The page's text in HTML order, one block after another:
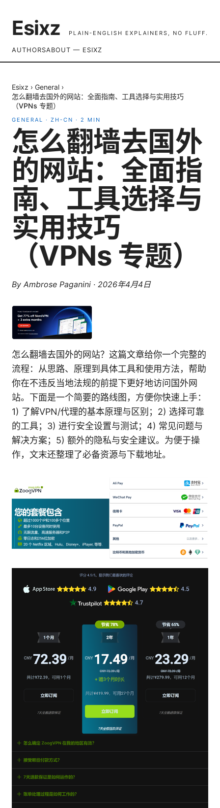
Esixz PLAIN-ENGLISH EXPLAINERS, NO FLUFF.
AUTHORSABOUT — ESIXZ
Esixz › General ›
怎么翻墙去国外的网站：全面指南、工具选择与实用技巧
（VPNs 专题）
GENERAL · ZH-CN · 2 MIN
怎么翻墙去国外
的网站：全面指
南、工具选择与
实用技巧
（VPNs 专题）
By Ambrose Paganini · 2026年4月4日
怎么翻墙去国外的网站？这篇文章给你一个完整的
流程：从思路、原理到具体工具和使用方法，帮助
你在不违反当地法规的前提下更好地访问国外网
站。下面是一个简要的路线图，方便你快速上手：
1) 了解VPN/代理的基本原理与区别；2) 选择可靠
的工具；3) 进行安全设置与测试；4) 常见问题与
解决方案；5) 额外的隐私与安全建议。为便于操
作，文末还整理了必备资源与下载地址。